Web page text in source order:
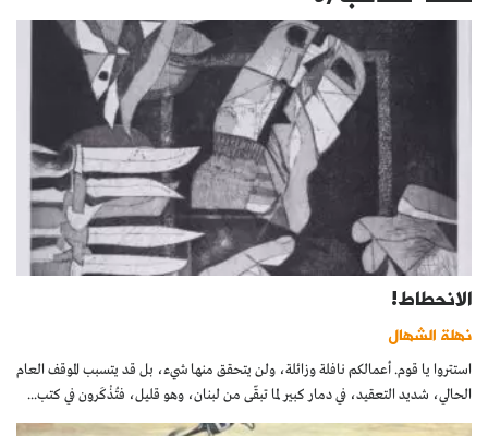
الانحطاط!
نهلة الشهال
استتروا يا قوم. أعمالكم نافلة وزائلة، ولن يتحقق منها شيء، بل قد يتسبب الموقف العام
الحالي، شديد التعقيد، في دمار كبير لما تبقّى من لبنان، وهو قليل، فتُذْكَرون في كتب...